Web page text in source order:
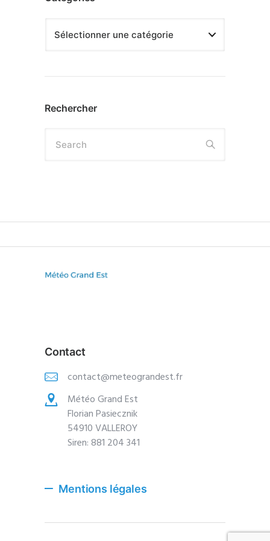
Rechercher
Search
Contact
contact@meteograndest.fr
Météo Grand Est
Florian Pasiecznik
54910 VALLEROY
Siren: 881 204 341
Mentions légales